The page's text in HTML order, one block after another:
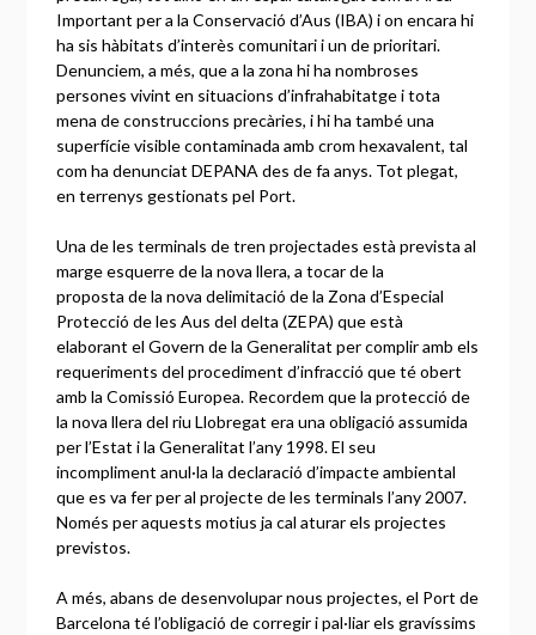
Important per a la Conservació d’Aus (IBA) i on encara hi
ha sis hàbitats d’interès comunitari i un de prioritari.
Denunciem, a més, que a la zona hi ha nombroses
persones vivint en situacions d’infrahabitatge i tota
mena de construccions precàries, i hi ha també una
superfície visible contaminada amb crom hexavalent, tal
com ha denunciat DEPANA des de fa anys. Tot plegat,
en terrenys gestionats pel Port.
Una de les terminals de tren projectades està prevista al
marge esquerre de la nova llera, a tocar de la
proposta de la nova delimitació de la Zona d’Especial
Protecció de les Aus del delta (ZEPA) que està
elaborant el Govern de la Generalitat per complir amb els
requeriments del procediment d’infracció que té obert
amb la Comissió Europea. Recordem que la protecció de
la nova llera del riu Llobregat era una obligació assumida
per l’Estat i la Generalitat l’any 1998. El seu
incompliment anul·la la declaració d’impacte ambiental
que es va fer per al projecte de les terminals l’any 2007.
Només per aquests motius ja cal aturar els projectes
previstos.
A més, abans de desenvolupar nous projectes, el Port de
Barcelona té l’obligació de corregir i pal·liar els gravíssims